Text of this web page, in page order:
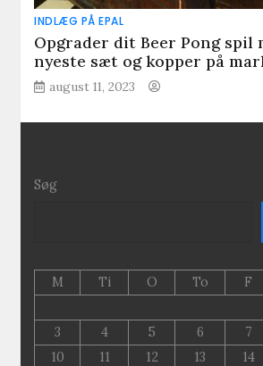
INDLÆG PÅ EPAL
Opgrader dit Beer Pong spil
nyeste sæt og kopper på
august 11, 2023
Søg
M Ti O To F
3
4 5 6 7
10
11 12 13 14